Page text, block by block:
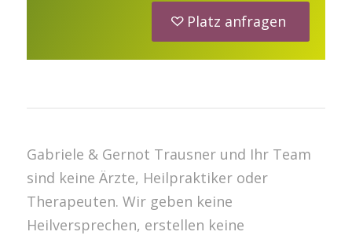
Platz anfragen
Gabriele & Gernot Trausner und Ihr Team
sind keine Ärzte, Heilpraktiker oder
Therapeuten. Wir geben keine
Heilversprechen, erstellen keine